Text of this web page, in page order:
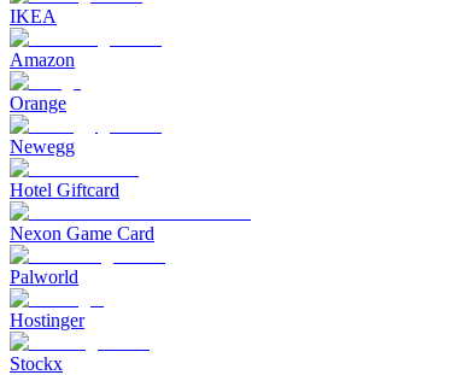
IKEA
Amazon
Orange
Newegg
Hotel Giftcard
Nexon Game Card
Palworld
Hostinger
Stockx